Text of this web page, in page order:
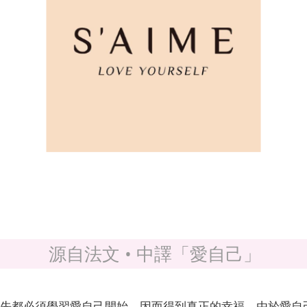
源自法文 • 中譯「愛自己」